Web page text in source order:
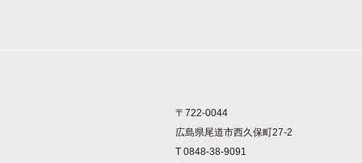
〒722-0044
広島県尾道市西久保町27-2
T 0848-38-9091